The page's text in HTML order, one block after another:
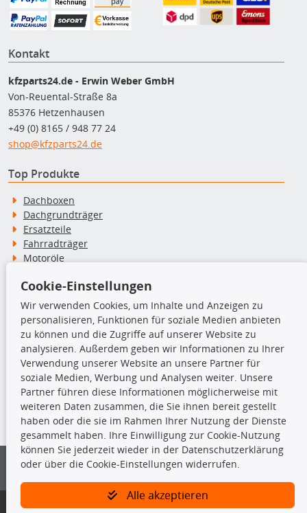
Kontakt
kfzparts24.de - Erwin Weber GmbH
Von-Reuental-Straße 8a
85376 Hetzenhausen
+49 (0) 8165 / 948 77 24
shop@kfzparts24.de
Top Produkte
Dachboxen
Dachgrundträger
Ersatzteile
Fahrradträger
Motoröle
Schneeketten
TecDoc Inside
Die hier angezeigten Daten insbesondere die gesamte Datenbank dürfen
nicht kopiert werden.
Es ist zu unterlassen, die Daten oder die gesamte Datenbank ohne
vorherige Zustimmung von TecDoc zu vervielfältigen, zu verbreiten
und/oder diese Handlungen durch Dritte ausführen zu lassen. Ein
Bitte prüfen Sie, ob das über unseren Onlineshop identifizierte Ersatzteil
Cookie-Einstellungen
Wir verwenden Cookies, um Inhalte und Anzeigen zu
personalisieren, Funktionen für soziale Medien anbieten
zu können und die Zugriffe auf unserer Website zu
analysieren. Außerdem geben wir Informationen zu Ihrer
Verwendung unserer Website an unsere Partner für
soziale Medien, Werbung und Analysen weiter. Unsere
Partner führen diese Informationen möglicherweise mit
weiteren Daten zusammen, die Sie ihnen bereit gestellt
haben oder die sie im Rahmen Ihrer Nutzung der Dienste
gesammelt haben. Ihre Einwilligung zur Cookie-Nutzung
können Sie jederzeit wieder in der Datenschutzerklärung
oder über die Cookie-Einstellungen widerrufen.
Alle akzeptieren